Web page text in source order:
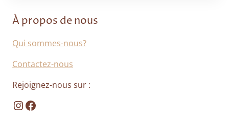
À propos de nous
Qui sommes-nous?
Contactez-nous
Rejoignez-nous sur :
Instagram
Facebook